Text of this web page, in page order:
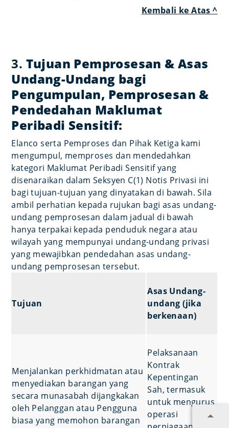
Kembali ke Atas ^
3. Tujuan Pemprosesan & Asas
Undang-Undang bagi
Pengumpulan, Pemprosesan &
Pendedahan Maklumat
Peribadi Sensitif:
Elanco serta Pemproses dan Pihak Ketiga kami
mengumpul, memproses dan mendedahkan
kategori Maklumat Peribadi Sensitif yang
disenaraikan dalam Seksyen C(1) Notis Privasi ini
bagi tujuan-tujuan yang dinyatakan di bawah. Sila
ambil perhatian kepada rujukan bagi asas undang-
undang pemprosesan dalam jadual di bawah
hanya terpakai kepada penduduk negara atau
wilayah yang mempunyai undang-undang privasi
yang mewajibkan pendedahan asas undang-
undang pemprosesan tersebut.
Tujuan
Asas Undang-
undang (jika
berkenaan)
Menjalankan perkhidmatan atau
menyediakan barangan yang
secara munasabah dijangkakan
oleh Pelanggan atau Pengguna
biasa yang memohon barangan
Pelaksanaan
Kontrak
Kepentingan
Sah, termasuk
untuk mengurus
operasi